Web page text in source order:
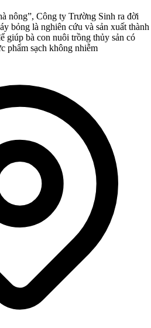
nông”, Công ty Trường Sinh ra đời
bỏng là nghiên cứu và sản xuất thành
giúp bà con nuôi trồng thủy sản có
phẩm sạch không nhiễm